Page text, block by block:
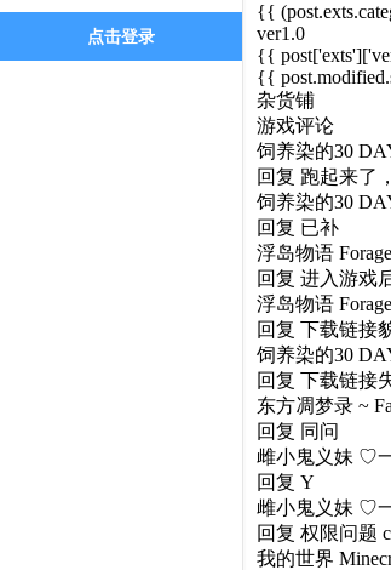
点击登录
{{
ver1.0
{{
{{
杂货铺
游戏评论
饲养染的30
回复 跑起来了
饲养染的30
回复 已补
浮岛物语
回复 进入游戏
浮岛物语
回复 下载链接
饲养染的30
回复 下载链接
东方凋梦录 ~
回复 同问
雌小鬼义妹 ♡
回复 Y
雌小鬼义妹 ♡
回复 权限问题
我的世界